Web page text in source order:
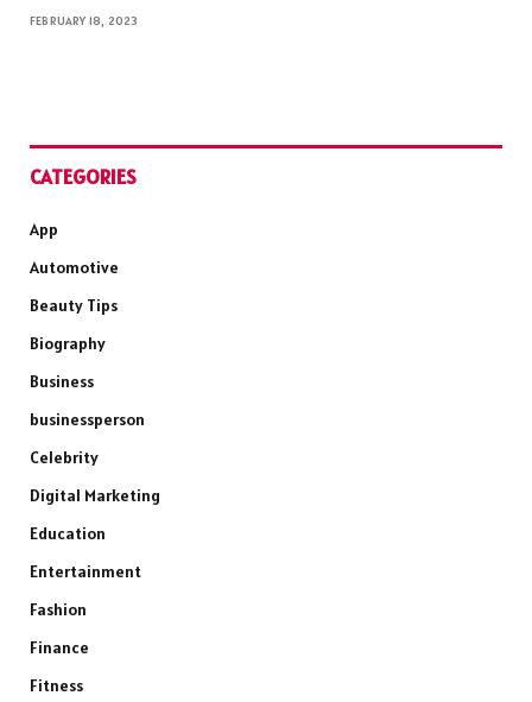
FEBRUARY 18, 2023
CATEGORIES
App
Automotive
Beauty Tips
Biography
Business
businessperson
Celebrity
Digital Marketing
Education
Entertainment
Fashion
Finance
Fitness